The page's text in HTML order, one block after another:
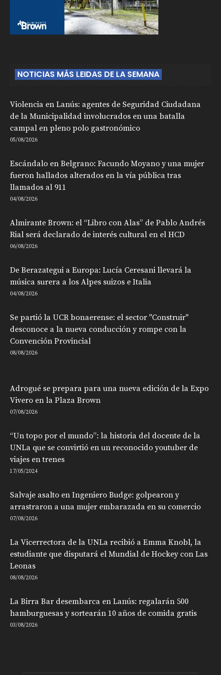
NOTICIAS MÁS LEIDAS DE LA SEMANA
Violencia en Lanús: agentes de Seguridad Ciudadana
de la Municipalidad involucrados en una batalla
campal en pleno polo gastronómico
05/08/2026
Escándalo en Belgrano: Facundo Moyano y una mujer
fueron hallados alterados en la vía pública tras
llamados al 911
04/08/2026
Almirante Brown: el “Libro con Alas” de Pablo Andrés
Rial será declarado de interés cultural en el HCD
06/08/2026
De Berazategui a Europa: Lucía Ceresani llevará la
música surera a los Alpes suizos e Italia
04/08/2026
Se partió la UCR bonaerense: el sector "Construir"
desconoce a la nueva conducción y rompe con la
Convención Provincial
08/08/2026
Adrogué se prepara para una nueva edición de la Expo
Vivero en la Plaza Brown
07/08/2026
“Un topo por el mundo”: la historia del docente de la
UNLa que se convirtió en un reconocido youtuber de
viajes en trenes
17/05/2024
Salvaje asalto en Ingeniero Budge: golpearon y
arrastraron a una mujer embarazada en su comercio
07/08/2026
La Vicerrectora de la UNLa recibió a Emma Knobl, la
estudiante que disputará el Mundial de Hockey con Las
Leonas
08/08/2026
La Birra Bar desembarca en Lanús: regalarán 500
hamburguesas y sortearán 10 años de comida gratis
03/08/2026